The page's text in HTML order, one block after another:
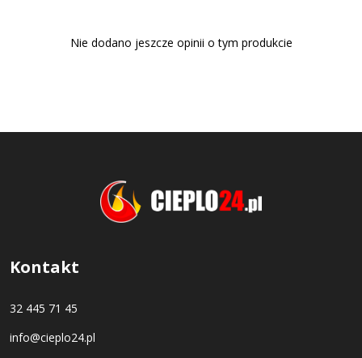
Nie dodano jeszcze opinii o tym produkcie
Kontakt
32 445 71 45
info@cieplo24.pl